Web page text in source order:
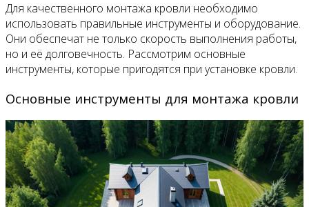
Для качественного монтажа кровли необходимо
использовать правильные инструменты и оборудование.
Они обеспечат не только скорость выполнения работы,
но и её долговечность. Рассмотрим основные
инструменты, которые пригодятся при установке кровли.
Основные инструменты для монтажа кровли